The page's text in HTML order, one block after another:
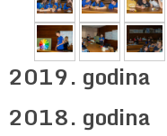
2019. godina
2018. godina